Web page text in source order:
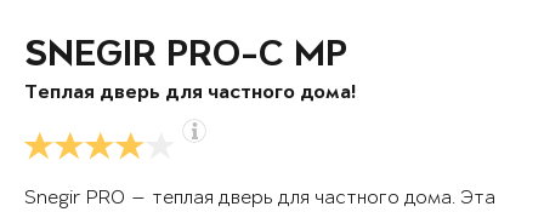
SNEGIR PRO-C MP
Теплая дверь для частного дома!
Snegir PRO — теплая дверь для частного дома. Эта